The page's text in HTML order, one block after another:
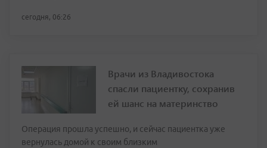
сегодня, 06:26
Врачи из Владивостока
спасли пациентку, сохранив
ей шанс на материнство
Операция прошла успешно, и сейчас пациентка уже
вернулась домой к своим близким